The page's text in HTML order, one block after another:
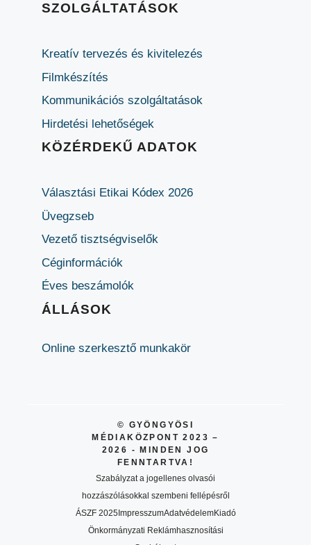
SZOLGÁLTATÁSOK
Kreatív tervezés és kivitelezés
Filmkészítés
Kommunikációs szolgáltatások
Hirdetési lehetőségek
KÖZÉRDEKŰ ADATOK
Választási Etikai Kódex 2026
Üvegzseb
Vezető tisztségviselők
Céginformációk
Éves beszámolók
ÁLLÁSOK
Online szerkesztő munkakör
© GYÖNGYÖSI
MÉDIAKÖZPONT 2023 –
2026 - MINDEN JOG
FENNTARTVA!
Szabályzat a jogellenes olvasói
hozzászólásokkal szembeni fellépésről
ÁSZF 2025ImpresszumAdatvédelemKiadó
Önkormányzati Reklámhasznosítási